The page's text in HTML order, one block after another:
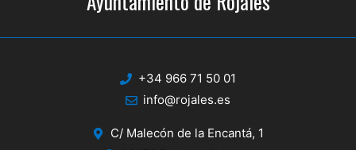
+34 966 71 50 01
info@rojales.es
C/ Malecón de la Encantá, 1